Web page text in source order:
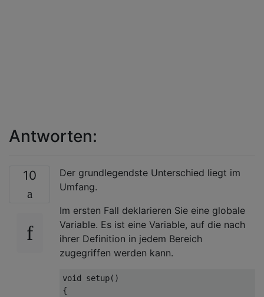
Antworten:
10
Der grundlegendste Unterschied liegt im
Umfang.
Im ersten Fall deklarieren Sie eine globale
Variable. Es ist eine Variable, auf die nach
ihrer Definition in jedem Bereich
zugegriffen werden kann.
void setup()
{